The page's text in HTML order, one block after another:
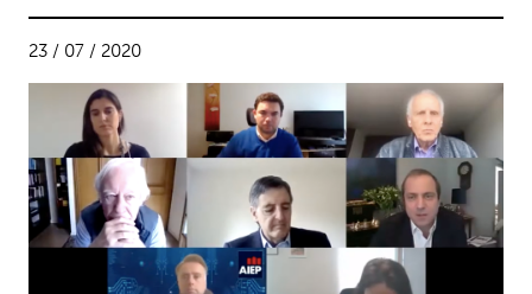
23 / 07 / 2020